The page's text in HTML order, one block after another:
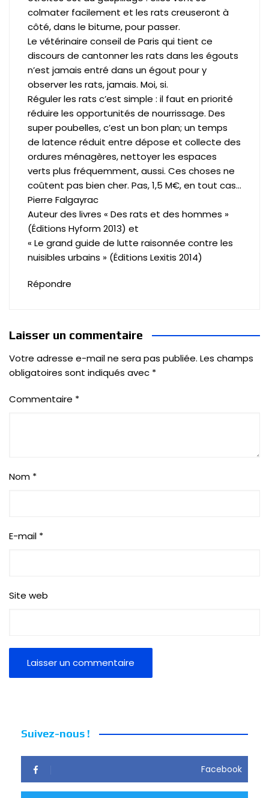
colmater facilement et les rats creuseront à
côté, dans le bitume, pour passer.
Le vétérinaire conseil de Paris qui tient ce
discours de cantonner les rats dans les égouts
n’est jamais entré dans un égout pour y
observer les rats, jamais. Moi, si.
Réguler les rats c’est simple : il faut en priorité
réduire les opportunités de nourrissage. Des
super poubelles, c’est un bon plan; un temps
de latence réduit entre dépose et collecte des
ordures ménagères, nettoyer les espaces
verts plus fréquemment, aussi. Ces choses ne
coûtent pas bien cher. Pas, 1,5 M€, en tout cas…
Pierre Falgayrac
Auteur des livres « Des rats et des hommes »
(Éditions Hyform 2013) et
« Le grand guide de lutte raisonnée contre les
nuisibles urbains » (Éditions Lexitis 2014)
Répondre
Laisser un commentaire
Votre adresse e-mail ne sera pas publiée. Les champs
obligatoires sont indiqués avec *
Commentaire *
Nom *
E-mail *
Site web
Suivez-nous !
Facebook